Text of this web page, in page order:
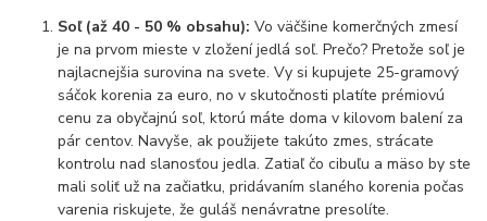
Soľ (až 40 - 50 % obsahu): Vo väčšine komerčných zmesí
je na prvom mieste v zložení jedlá soľ. Prečo? Pretože soľ je
najlacnejšia surovina na svete. Vy si kupujete 25-gramový
sáčok korenia za euro, no v skutočnosti platíte prémiovú
cenu za obyčajnú soľ, ktorú máte doma v kilovom balení za
pár centov. Navyše, ak použijete takúto zmes, strácate
kontrolu nad slanosťou jedla. Zatiaľ čo cibuľu a mäso by ste
mali soliť už na začiatku, pridávaním slaného korenia počas
varenia riskujete, že guláš nenávratne presolíte.